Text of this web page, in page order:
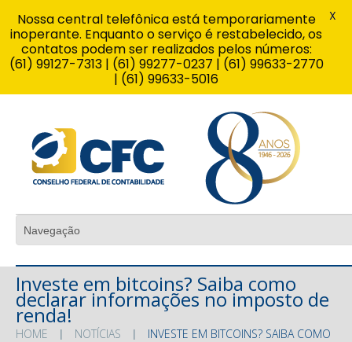
Investe em bitcoins? Saiba como
declarar informações no imposto de
renda!
HOME NOTÍCIAS
INVESTE EM BITCOINS? SAIBA COMO
Nossa central telefônica está temporariamente
inoperante. Enquanto o serviço é restabelecido, os
contatos podem ser realizados pelos números:
(61) 99127-7313 | (61) 99277-0237 | (61) 99633-2770
| (61) 99633-5016
X